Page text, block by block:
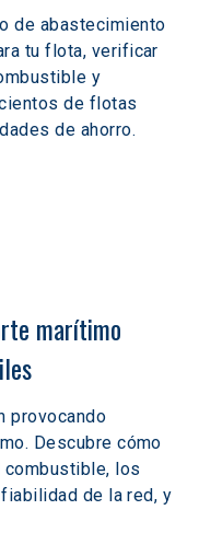
de abastecimiento
tu flota, verificar
y
de flotas
de ahorro.
marítimo
provocando
Descubre cómo
los
de la red, y